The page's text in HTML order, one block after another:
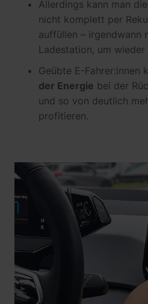
Allerdings kann man
nicht komplett per
auffüllen – irgendwann
Ladestation, um wieder
Geübte E-Fahrer:innen
der Energie bei der
und so von deutlich
profitieren.